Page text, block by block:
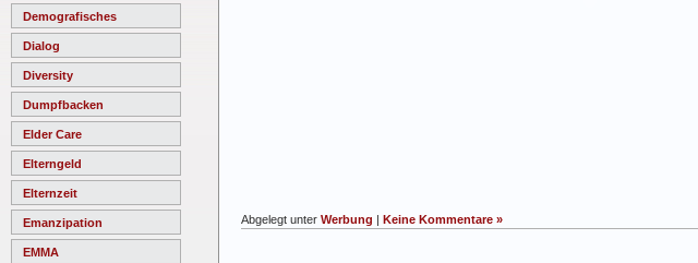
Demografisches
Dialog
Diversity
Dumpfbacken
Elder Care
Elterngeld
Elternzeit
Emanzipation
EMMA
Abgelegt unter Werbung | Keine Kommentare »